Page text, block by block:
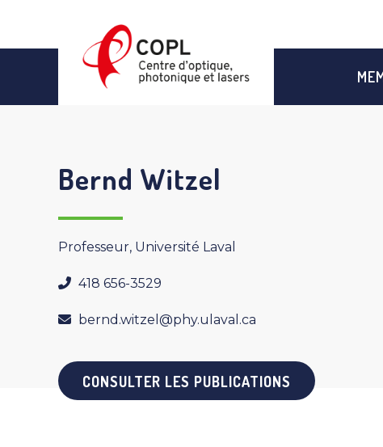
Bernd Witzel
Professeur, Université Laval
418 656-3529
bernd.witzel@phy.ulaval.ca
CONSULTER LES PUBLICATIONS